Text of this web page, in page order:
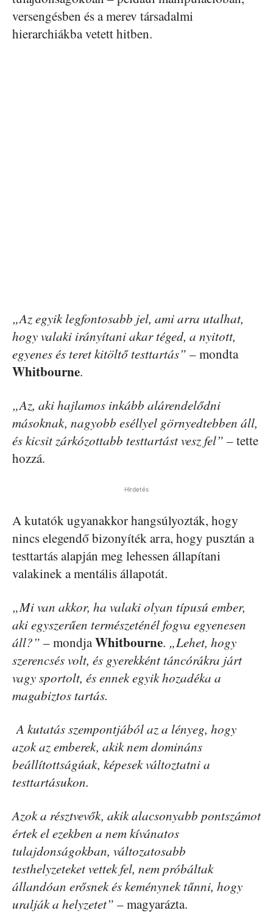
versengésben és a merev társadalmi
hierarchiákba vetett hitben.
„Az egyik legfontosabb jel, ami arra utalhat,
hogy valaki irányítani akar téged, a nyitott,
egyenes és teret kitöltő testtartás” – mondta
Whitbourne.
„Az, aki hajlamos inkább alárendelődni
másoknak, nagyobb eséllyel görnyedtebben áll,
és kicsit zárkózottabb testtartást vesz fel” – tette
hozzá.
Hirdetés
A kutatók ugyanakkor hangsúlyozták, hogy
nincs elegendő bizonyíték arra, hogy pusztán a
testtartás alapján meg lehessen állapítani
valakinek a mentális állapotát.
„Mi van akkor, ha valaki olyan típusú ember,
aki egyszerűen természeténél fogva egyenesen
áll?” – mondjaWhitbourne. „Lehet, hogy
szerencsés volt, és gyerekként táncórákra járt
vagy sportolt, és ennek egyik hozadéka a
magabiztos tartás.
A kutatás szempontjából az a lényeg, hogy
azok az emberek, akik nem domináns
beállítottságúak, képesek változtatni a
testtartásukon.
Azok a résztvevők, akik alacsonyabb pontszámot
értek el ezekben a nem kívánatos
tulajdonságokban, változatosabb
testhelyzeteket vettek fel, nem próbáltak
állandóan erősnek és keménynek tűnni, hogy
uralják a helyzetet” – magyarázta.